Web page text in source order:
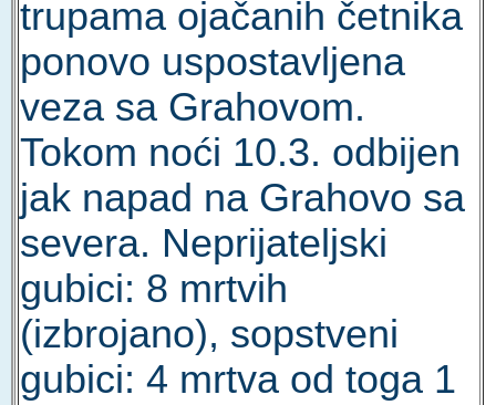
trupama ojačanih četnika
ponovo uspostavljena
veza sa Grahovom.
Tokom noći 10.3. odbijen
jak napad na Grahovo sa
severa. Neprijateljski
gubici: 8 mrtvih
(izbrojano), sopstveni
gubici: 4 mrtva od toga 1